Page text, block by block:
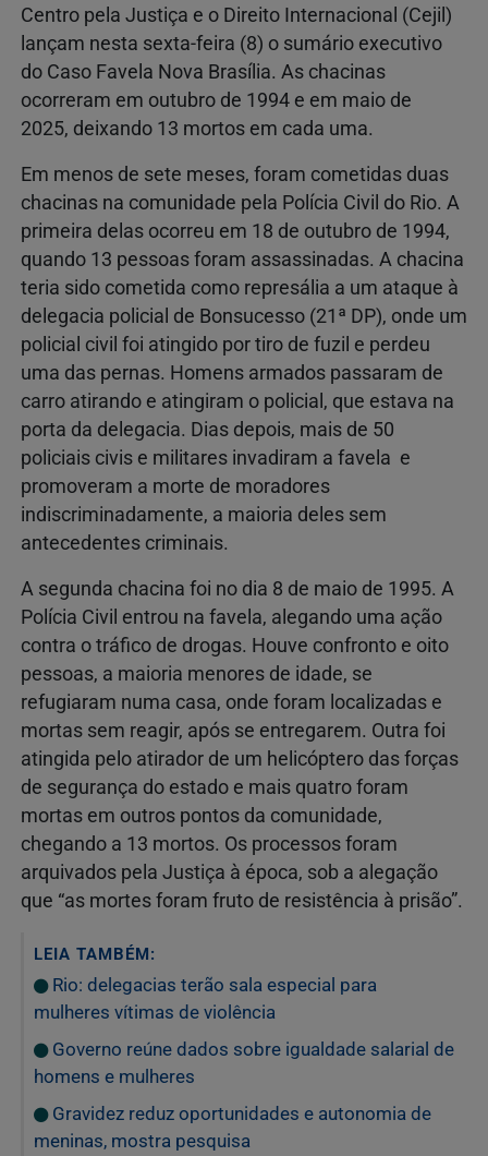
Centro pela Justiça e o Direito Internacional (Cejil)
lançam nesta sexta-feira (8) o sumário executivo
do Caso Favela Nova Brasília. As chacinas
ocorreram em outubro de 1994 e em maio de
2025, deixando 13 mortos em cada uma.
Em menos de sete meses, foram cometidas duas
chacinas na comunidade pela Polícia Civil do Rio. A
primeira delas ocorreu em 18 de outubro de 1994,
quando 13 pessoas foram assassinadas. A chacina
teria sido cometida como represália a um ataque à
delegacia policial de Bonsucesso (21ª DP), onde um
policial civil foi atingido por tiro de fuzil e perdeu
uma das pernas. Homens armados passaram de
carro atirando e atingiram o policial, que estava na
porta da delegacia. Dias depois, mais de 50
policiais civis e militares invadiram a favela e
promoveram a morte de moradores
indiscriminadamente, a maioria deles sem
antecedentes criminais.
A segunda chacina foi no dia 8 de maio de 1995. A
Polícia Civil entrou na favela, alegando uma ação
contra o tráfico de drogas. Houve confronto e oito
pessoas, a maioria menores de idade, se
refugiaram numa casa, onde foram localizadas e
mortas sem reagir, após se entregarem. Outra foi
atingida pelo atirador de um helicóptero das forças
de segurança do estado e mais quatro foram
mortas em outros pontos da comunidade,
chegando a 13 mortos. Os processos foram
arquivados pela Justiça à época, sob a alegação
que “as mortes foram fruto de resistência à prisão”.
LEIA TAMBÉM:
Rio: delegacias terão sala especial para
mulheres vítimas de violência
Governo reúne dados sobre igualdade salarial de
homens e mulheres
Gravidez reduz oportunidades e autonomia de
meninas, mostra pesquisa